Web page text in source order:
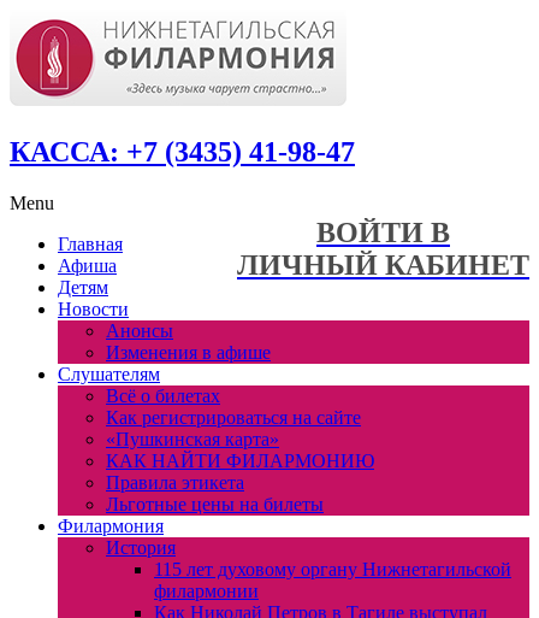
КАССА: +7 (3435) 41-98-47
ВОЙТИ В
ЛИЧНЫЙ КАБИНЕТ
Menu
Главная
Афиша
Детям
Новости
Анонсы
Изменения в афише
Слушателям
Всё о билетах
Как регистрироваться на сайте
«Пушкинская карта»
КАК НАЙТИ ФИЛАРМОНИЮ
Правила этикета
Льготные цены на билеты
Филармония
История
115 лет духовому органу Нижнетагильской
филармонии
Как Николай Петров в Тагиле выступал